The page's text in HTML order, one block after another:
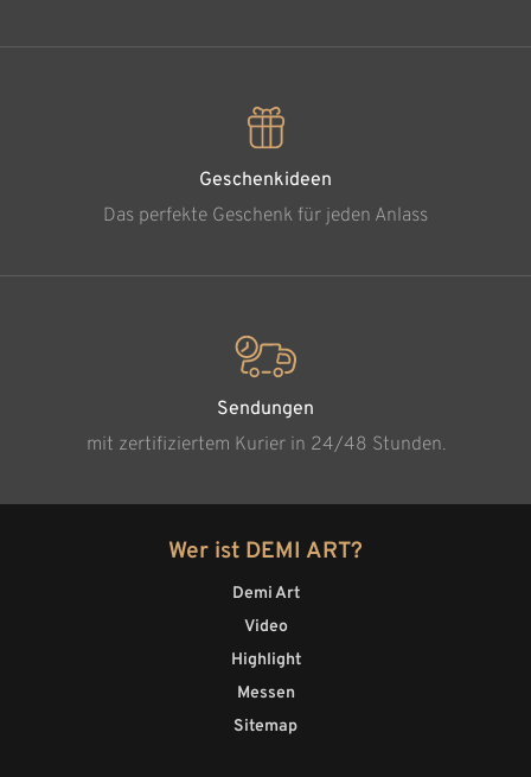
Geschenkideen
Das perfekte Geschenk für jeden Anlass
Sendungen
mit zertifiziertem Kurier in 24/48 Stunden.
Wer ist DEMI ART?
Demi Art
Video
Highlight
Messen
Sitemap